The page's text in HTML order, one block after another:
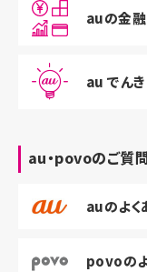
auの金
au でんき
au・povoのご質
auのよく
povoの